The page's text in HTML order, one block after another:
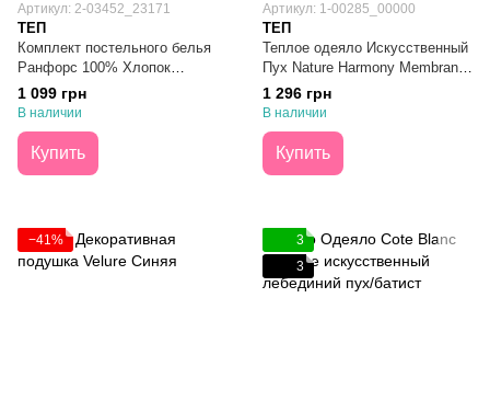
Артикул: 2-03452_23171
ТЕП
Комплект постельного белья
Ранфорс 100% Хлопок
Маковый Букет Полуторный
1 099 грн
В наличии
Купить
Артикул: 1-00285_00000
ТЕП
Теплое одеяло Искусственный
Пух Nature Harmony Membrana
Print 180x210
1 296 грн
В наличии
Купить
−41%
3
3